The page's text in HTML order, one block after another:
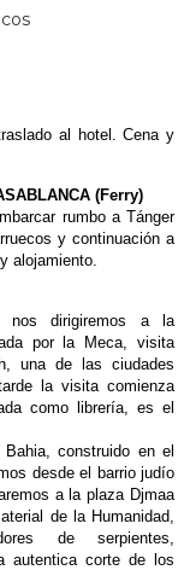
al hotel. Cena y
(Ferry)
rumbo a Tánger
y continuación a
alojamiento.
nos dirigiremos a la
por la Meca, visita
una de las ciudades
la visita comienza
como librería, es el
construido en el
desde el barrio judío
a la plaza Djmaa
de la Humanidad,
de serpientes,
autentica corte de los